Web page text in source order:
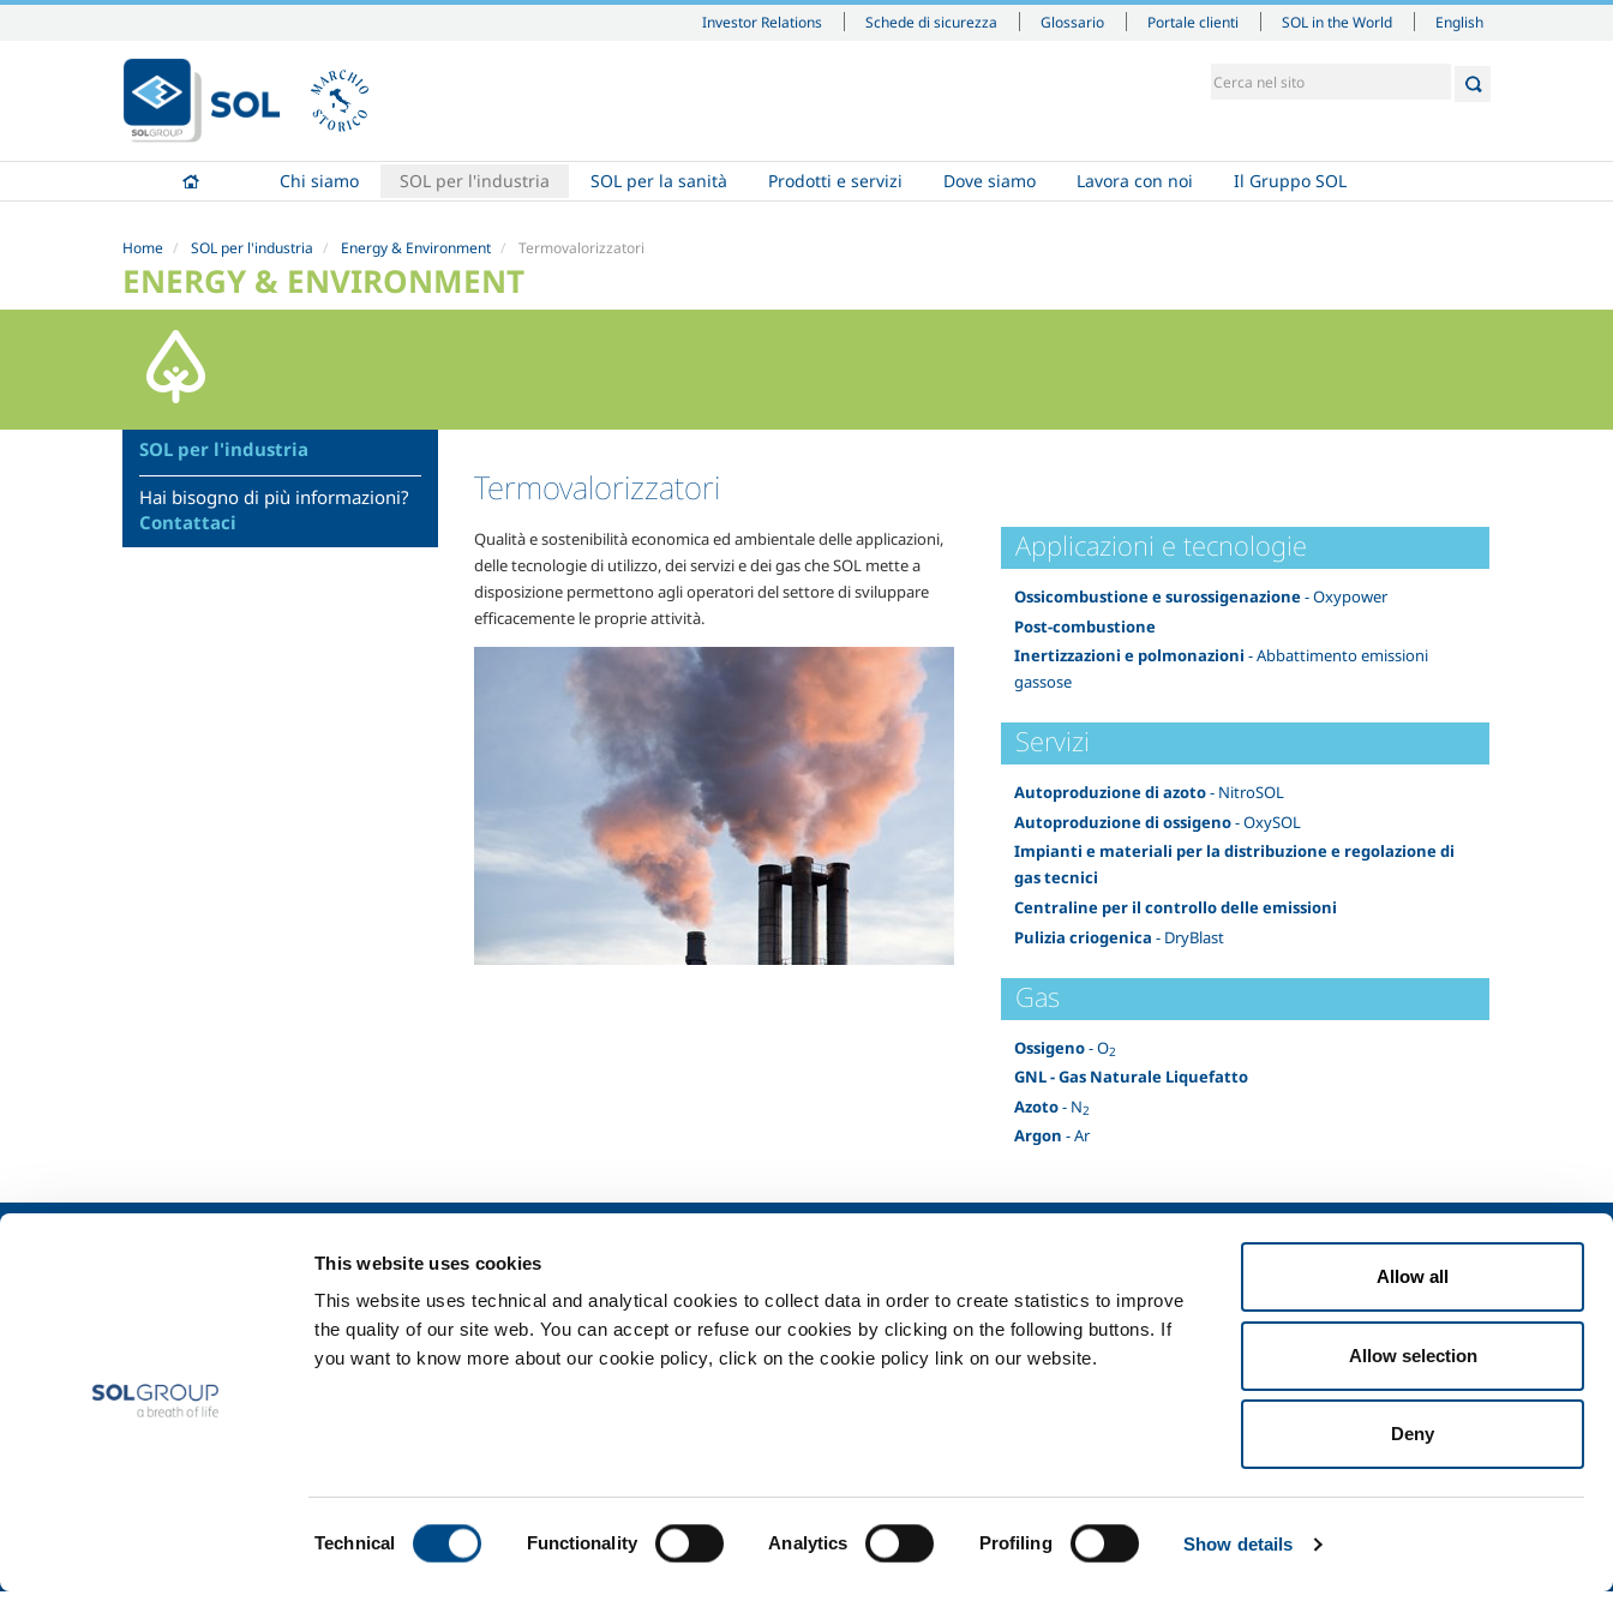
This website uses cookies
This website uses technical and analytical cookies to collect data in order to create statistics to improve
the quality of our site web. You can accept or refuse our cookies by clicking on the following buttons. If
you want to know more about our cookie policy, click on the cookie policy link on our website.
Technical Functionality Analytics Profiling Show details
Allow all
Allow selection
Deny
Investor Relations Schede di sicurezza Glossario Portale clienti SOL in the World
contenuti.
|
Salta
navigazione
English
Chi siamo SOL per l'industria SOL per la sanità Prodotti e servizi Dove siamo Lavora con noi Il Gruppo SOL
Home SOL per l'industria Energy & Environment Termovalorizzatori
ENERGY & ENVIRONMENT
Termovalorizzatori
Qualità e sostenibilità economica ed ambientale delle applicazioni,
delle tecnologie di utilizzo, dei servizi e dei gas che SOL mette a
disposizione permettono agli operatori del settore di sviluppare
efficacemente le proprie attività.
Applicazioni e tecnologie
Ossicombustione e surossigenazione- Oxypower
Post-combustione
Inertizzazioni e polmonazioni - Abbattimento emissioni
gassose
Servizi
Autoproduzione di azoto- NitroSOL
Autoproduzione di ossigeno- OxySOL
Impianti e materiali per la distribuzione e regolazione di
gas tecnici
Centraline per il controllo delle emissioni
Pulizia criogenica - DryBlast
Gas
Ossigeno- O2
GNL - Gas Naturale Liquefatto
Azoto- N2
Argon - Ar
SOL per l'industria
Hai bisogno di più informazioni?
Contattaci
Sicurezza, ambiente e qualità
Food & Beverage
Metal Production
Metal Fabrication
Chemistry & Pharma
Servizi
Impianti dispositivo medico
Gas medicali
Prodotti e servizi per la sanità
Privacy Cookies Termini e condizioni Disclaimer Mappa del sito